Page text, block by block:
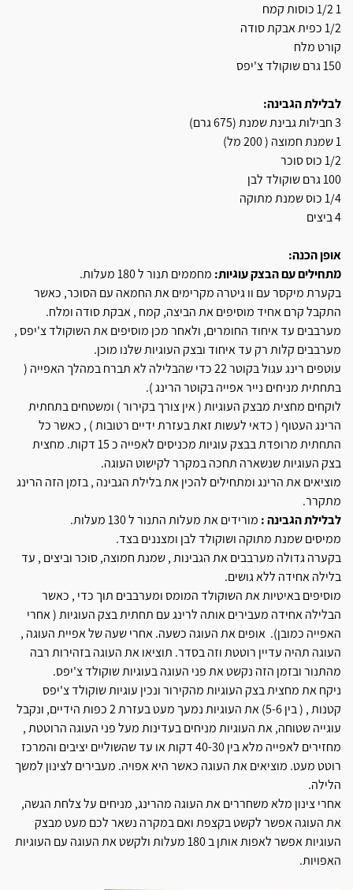
1 1/2 כוסות קמח
1/2 כפית אבקת סודה
קורט מלח
150 גרם שוקולד צ'יפס
לבלילת הגבינה:
3 חבילות גבינת שמנת (675 גרם)
1 שמנת חמוצה ( 200 מל)
1/2 כוס סוכר
100 גרם שוקולד לבן
1/4 כוס שמנת מתוקה
4 ביצים
אופן הכנה:
מתחילים עם הבצק עוגיות: מחממים תנור ל 180 מעלות.
בקערת מיקסר עם וו גיטרה מקרימים את החמאה עם הסוכר, כאשר
התקבל קרם אחיד מוסיפים את הביצה, קמח , אבקת סודה ומלח.
מערבבים עד איחוד החומרים, ולאחר מכן מוסיפים את השוקולד צ'יפס ,
מערבבים קלות רק עד איחוד ובצק העוגיות שלנו מוכן.
עוטפים רינג עגול בקוטר 22 כדי שהבלילה לא תברח במהלך האפייה (
בתחתית מניחים נייר אפייה בקוטר הרינג ).
לוקחים מחצית מבצק העוגיות ( אין צורך בקירור ) ומשטחים בתחתית
הרינג העטוף ( כדאי לעשות זאת בעזרת ידיים רטובות ) , כאשר כל
התחתית מרופדת בבצק עוגיות מכניסים לאפייה כ 15 דקות. מחצית
בצק העוגיות שנשארה תחכה במקרר לקישוט העוגה.
מוציאים את הרינג ומתחילים להכין את בלילת הגבינה , בזמן הזה הרינג
מתקרר.
לבלילת הגבינה : מורידים את מעלות התנור ל 130 מעלות.
ממיסים שמנת מתוקה ושוקולד לבן ומצננים בצד.
בקערה גדולה מערבבים את הגבינות , שמנת חמוצה, סוכר וביצים , עד
בלילה אחידה ללא גושים.
מוסיפים באיטיות את השוקולד המומס ומערבבים תוך כדי , כאשר
הבלילה אחידה מעבירים אותה לרינג עם תחתית בצק העוגיות ( אחרי
האפייה כמובן). אופים את העוגה כשעה. אחרי שעה של אפיית העוגה ,
העוגה תהיה עדיין רוטטת וזה בסדר. תוציאו את העוגה בזהירות רבה
מהתנור ובזמן הזה נקשט את פני העוגה בעוגיות שוקולד צ'יפס.
ניקח את מחצית בצק העוגיות מהקירור ונכין עוגיות שוקולד צ'יפס
קטנות , ( בין 5-6) את העוגיות נמעך מעט בעזרת 2 כפות הידיים, ונקבל
עוגייה שטוחה, את העוגיות מניחים בעדינות מעל פני העוגה הרוטטת ,
מחזירים לאפייה מלא בין 40-30 דקות או עד שהשוליים יציבים והמרכז
רוטט מעט. מוציאים את העוגה כאשר היא אפויה. מעבירים לצינון למשך
הלילה.
אחרי צינון מלא משחררים את העוגה מהרינג, מניחים על צלחת הגשה,
את העוגה אפשר לקשט בקצפת ואם במקרה נשאר לכם מעט מבצק
העוגיות אפשר לאפות אותן ב 180 מעלות ולקשט את העוגה עם העוגיות
האפויות.